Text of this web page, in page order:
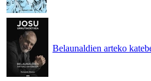
Belaunaldien arteko